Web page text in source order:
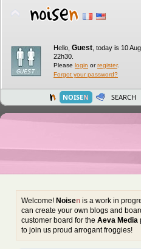
Hello, Guest today is 10
22h30.
Please login orregister.
Forgot your password?
NOISEN SEARCH
Welcome! Noisen is a work in
can create your own blogs and
customer board for the Aeva Media
to join us proud arrogant froggies!